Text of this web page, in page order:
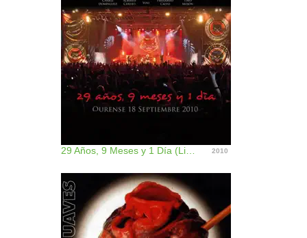
29 Años, 9 Meses y 1 Día (Live Vol 2) 2010